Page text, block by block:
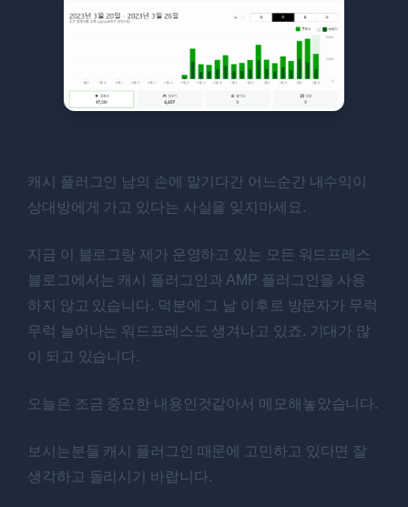
캐시 플러그인 남의 손에 맡기다간 어느순간 내수익이
상대방에게 가고 있다는 사실을 잊지마세요.
지금 이 블로그랑 제가 운영하고 있는 모든 워드프레스
블로그에서는 캐시 플러그인과 AMP 플러그인을 사용
하지 않고 있습니다. 덕분에 그 날 이후로 방문자가 무럭
무럭 늘어나는 워드프레스도 생겨나고 있죠. 기대가 많
이 되고 있습니다.
오늘은 조금 중요한 내용인것같아서 메모해놓았습니다.
보시는분들 캐시 플러그인 때문에 고민하고 있다면 잘
생각하고 돌리시기 바랍니다.